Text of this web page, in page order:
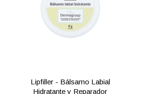
Lipfiller - Bálsamo Labial
Hidratante y Reparador